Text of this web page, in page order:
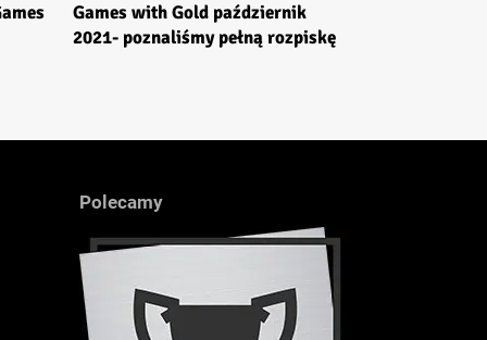
Games with Gold październik
2021- poznaliśmy pełną rozpiskę
Polecamy